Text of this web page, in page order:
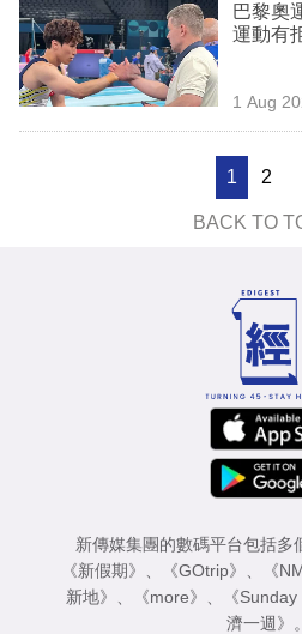
巴黎奧
運動有
1 Aug
1 2
BACK TO
新傳媒集團的數碼平台包括多
《新假期》 、 《GOtrip》 、 《
新地》 、 《more》 、 《
濟一週》 。